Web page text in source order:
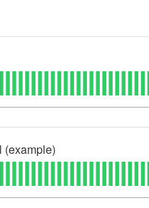
(example)